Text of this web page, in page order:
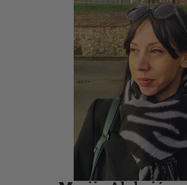
NAJPRODAVANIJE
NOVE KNJIGE
OTRGNUTO OD
ZABORAVA
AUTORI
AKTUELNOSTI
CENOVNIK